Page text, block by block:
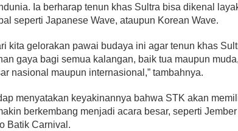
Ia berharap tenun khas Sultra bisa dikenal
seperti Japanese Wave, ataupun Korean Wave.
kita gelorakan pawai budaya ini agar tenun khas
gaya bagi semua kalangan, baik tua maupun
nasional maupun internasional,” tambahnya.
menyatakan keyakinannya bahwa STK akan
berkembang menjadi acara besar, seperti
Batik Carnival.